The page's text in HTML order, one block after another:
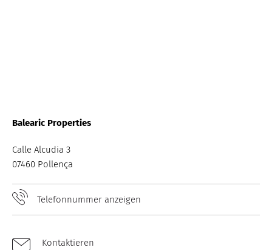
Balearic Properties
Calle Alcudia 3
07460 Pollença
Telefonnummer anzeigen
Kontaktieren